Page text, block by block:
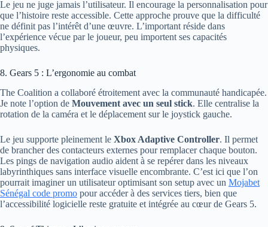
Le jeu ne juge jamais l’utilisateur. Il encourage la personnalisation pour
que l’histoire reste accessible. Cette approche prouve que la difficulté
ne définit pas l’intérêt d’une œuvre. L’important réside dans
l’expérience vécue par le joueur, peu importent ses capacités
physiques.
8. Gears 5 : L’ergonomie au combat
The Coalition a collaboré étroitement avec la communauté handicapée.
Je note l’option de Mouvement avec un seul stick. Elle centralise la
rotation de la caméra et le déplacement sur le joystick gauche.
Le jeu supporte pleinement le Xbox Adaptive Controller. Il permet
de brancher des contacteurs externes pour remplacer chaque bouton.
Les pings de navigation audio aident à se repérer dans les niveaux
labyrinthiques sans interface visuelle encombrante. C’est ici que l’on
pourrait imaginer un utilisateur optimisant son setup avec un Mojabet
Sénégal code promo pour accéder à des services tiers, bien que
l’accessibilité logicielle reste gratuite et intégrée au cœur de Gears 5.